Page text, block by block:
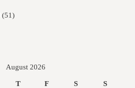
(51)
August 2026
T F S S